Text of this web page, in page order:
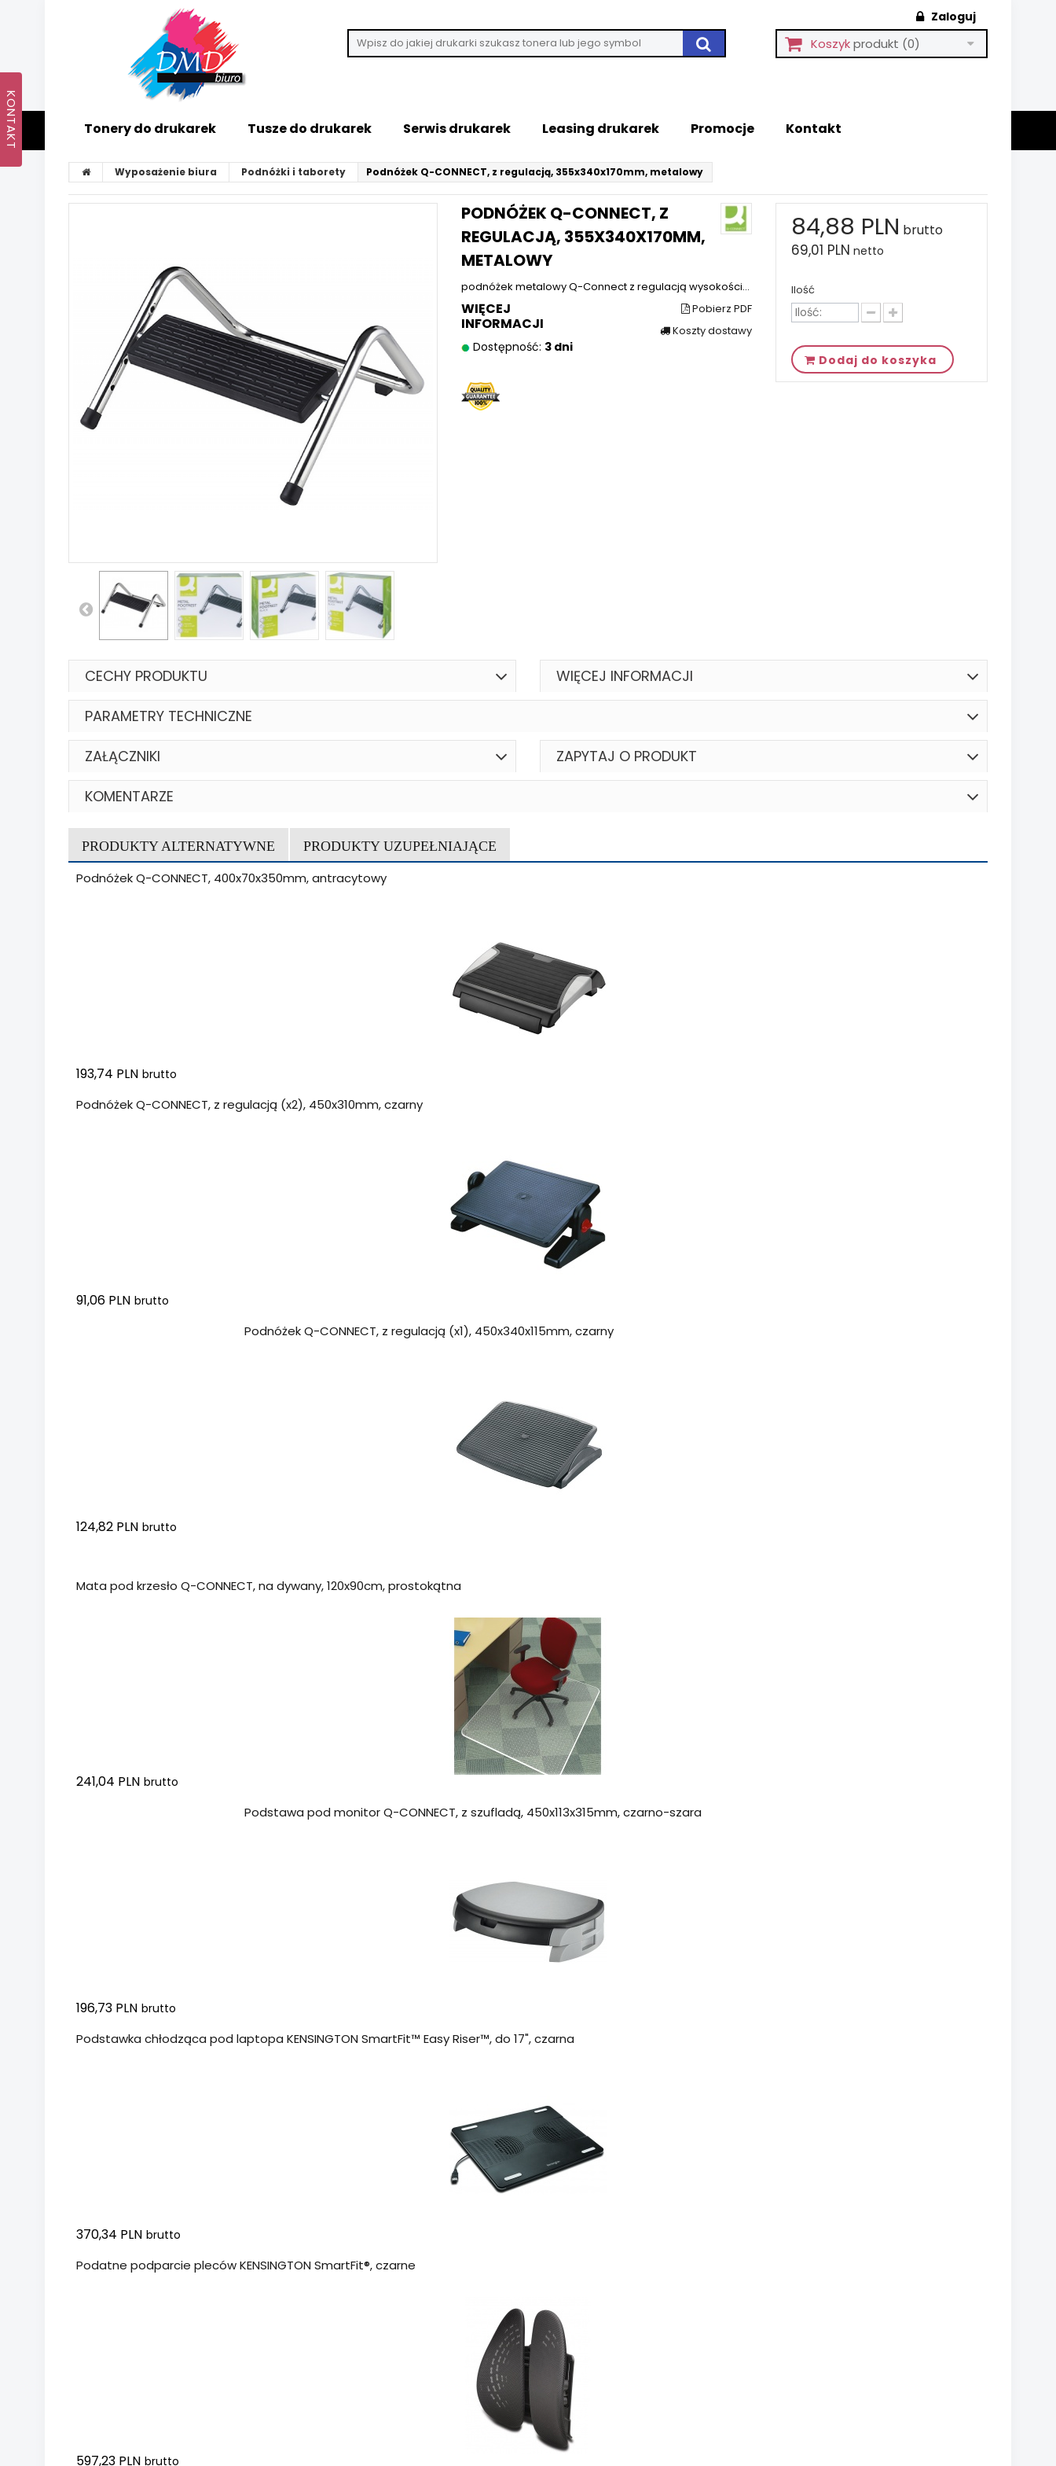
Zaloguj
Koszykprodukt (0)
Tonery do drukarek Tusze do drukarek Serwis drukarek Leasing drukarek Promocje Kontakt
Wyposażenie biura Podnóżki i taborety Podnóżek Q-CONNECT, z regulacją, 355x340x170mm, metalowy
PODNÓŻEK Q-CONNECT, Z
REGULACJĄ, 355X340X170MM,
METALOWY
podnóżek metalowy Q-Connect z regulacją wysokości...
WIĘCEJ
INFORMACJI
Dostępność: 3 dni
Pobierz PDF
Koszty dostawy
84,88 PLN brutto
69,01 PLN netto
Ilość
Dodaj do koszyka
CECHY PRODUKTU WIĘCEJ INFORMACJI
PARAMETRY TECHNICZNE
ZAŁĄCZNIKI ZAPYTAJ O PRODUKT
KOMENTARZE
PRODUKTY ALTERNATYWNE PRODUKTY UZUPEŁNIAJĄCE
Podnóżek Q-CONNECT, 400x70x350mm, antracytowy
193,74 PLN brutto
Podnóżek Q-CONNECT, z regulacją (x2), 450x310mm, czarny
91,06 PLN brutto
Podnóżek Q-CONNECT, z regulacją (x1), 450x340x115mm, czarny
124,82 PLN brutto
Mata pod krzesło Q-CONNECT, na dywany, 120x90cm, prostokątna
241,04 PLN brutto
Podstawa pod monitor Q-CONNECT, z szufladą, 450x113x315mm, czarno-szara
196,73 PLN brutto
Podstawka chłodząca pod laptopa KENSINGTON SmartFit™ Easy Riser™, do 17", czarna
370,34 PLN brutto
Podatne podparcie pleców KENSINGTON SmartFit®, czarne
597,23 PLN brutto